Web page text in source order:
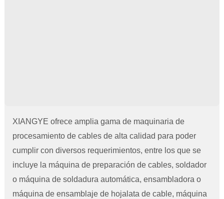
XIANGYE ofrece amplia gama de maquinaria de
procesamiento de cables de alta calidad para poder
cumplir con diversos requerimientos, entre los que se
incluye la máquina de preparación de cables, soldador
o máquina de soldadura automática, ensambladora o
máquina de ensamblaje de hojalata de cable, máquina